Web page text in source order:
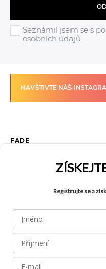
Seznámil jsem se s
osobních údajů
NAVŠTIVTE NÁŠ
FADE
Blog
Registrujte se a